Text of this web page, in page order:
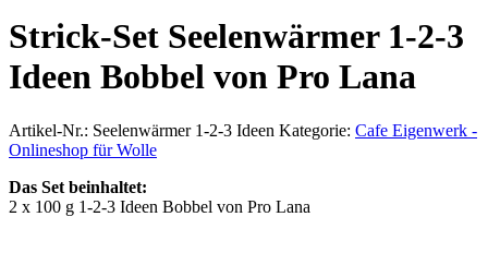
Strick-Set Seelenwärmer 1-2-3
Ideen Bobbel von Pro Lana
Artikel-Nr.: Seelenwärmer 1-2-3 Ideen Kategorie: Cafe Eigenwerk -
Onlineshop für Wolle
Das Set beinhaltet:
2 x 100 g 1-2-3 Ideen Bobbel von Pro Lana